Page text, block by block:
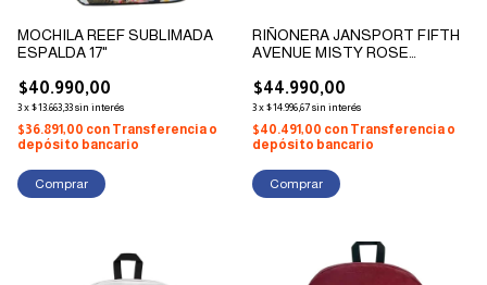
MOCHILA REEF SUBLIMADA
ESPALDA 17"
$40.990,00
3x$13.663,33sin interés
$36.891,00 con Transferencia o
depósito bancario
RIÑONERA JANSPORT FIFTH
AVENUE MISTY ROSE
$44.990,00
3x$14.996,67sin interés
$40.491,00 con Transferencia o
depósito bancario